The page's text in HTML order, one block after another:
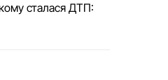
сталася ДТП: